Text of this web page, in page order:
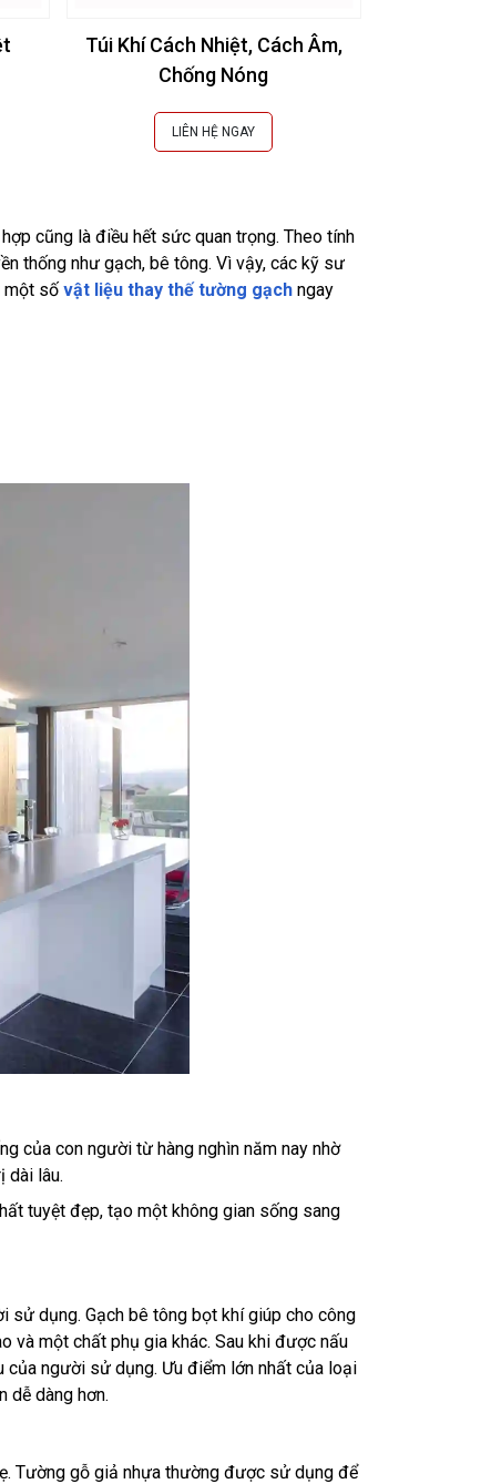
Túi Khí Cách Nhiệt, Cách Âm,
Chống Nóng
LIÊN HỆ NGAY
cũng là điều hết sức quan trọng. Theo tính
thống như gạch, bê tông. Vì vậy, các kỹ sư
một số vật liệu thay thế tường gạch ngay
của con người từ hàng nghìn năm nay nhờ
dài lâu.
tuyệt đẹp, tạo một không gian sống sang
sử dụng. Gạch bê tông bọt khí giúp cho công
và một chất phụ gia khác. Sau khi được nấu
của người sử dụng. Ưu điểm lớn nhất của loại
dễ dàng hơn.
Tường gỗ giả nhựa thường được sử dụng để